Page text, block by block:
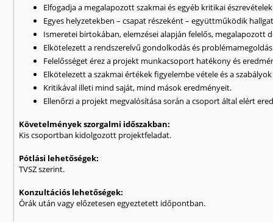
Elfogadja a megalapozott szakmai és egyéb kritikai
Egyes helyzetekben – csapat részeként – együttműködik
Ismeretei birtokában, elemzései alapján felelős, megalapozott
Elkötelezett a rendszerelvű gondolkodás és
Felelősséget érez a projekt munkacsoport hatékony és
Elkötelezett a szakmai értékek figyelembe vétele és a
Kritikával illeti mind saját, mind mások eredményeit.
Ellenőrzi a projekt megvalósítása során a csoport által elért
Követelmények szorgalmi időszakban:
Kis csoportban kidolgozott projektfeladat.
Pótlási lehetőségek:
TVSZ szerint.
Konzultációs lehetőségek:
Órák után vagy előzetesen egyeztetett időpontban.